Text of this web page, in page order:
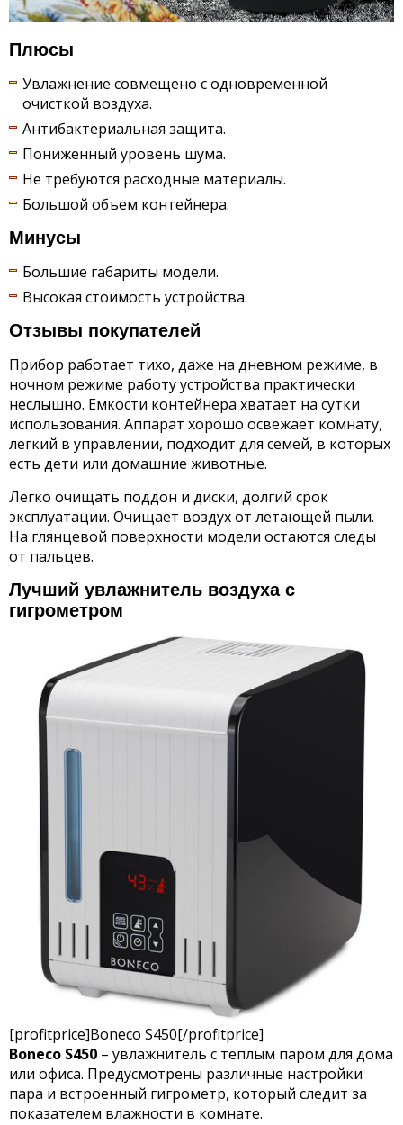
Плюсы
Увлажнение совмещено с одновременной
очисткой воздуха.
Антибактериальная защита.
Пониженный уровень шума.
Не требуются расходные материалы.
Большой объем контейнера.
Минусы
Большие габариты модели.
Высокая стоимость устройства.
Отзывы покупателей
Прибор работает тихо, даже на дневном режиме, в
ночном режиме работу устройства практически
неслышно. Емкости контейнера хватает на сутки
использования. Аппарат хорошо освежает комнату,
легкий в управлении, подходит для семей, в которых
есть дети или домашние животные.
Легко очищать поддон и диски, долгий срок
эксплуатации. Очищает воздух от летающей пыли.
На глянцевой поверхности модели остаются следы
от пальцев.
Лучший увлажнитель воздуха с
гигрометром
[profitprice]Boneco S450[/profitprice]
Boneco S450 – увлажнитель с теплым паром для дома
или офиса. Предусмотрены различные настройки
пара и встроенный гигрометр, который следит за
показателем влажности в комнате.